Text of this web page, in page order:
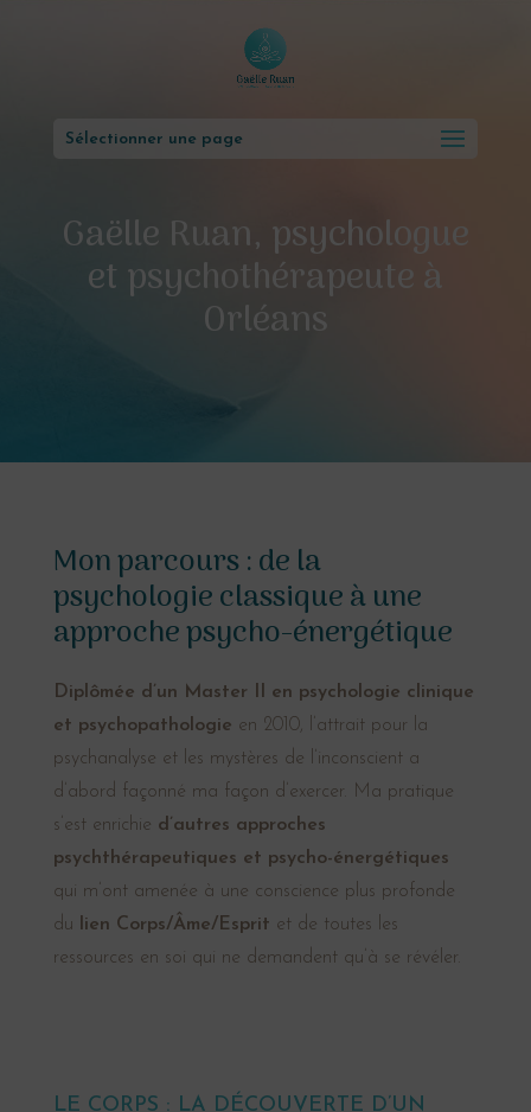
Sélectionner une page
Gaëlle Ruan, psychologue
et psychothérapeute à
Orléans
Mon parcours : de la
psychologie classique à une
approche psycho-énergétique
Diplômée d’un Master II en psychologie clinique
et psychopathologie en 2010, l’attrait pour la
psychanalyse et les mystères de l’inconscient a
d’abord façonné ma façon d’exercer. Ma pratique
s’est enrichie d’autres approches
psychthérapeutiques et psycho-énergétiques
qui m’ont amenée à une conscience plus profonde
du
lien Corps/Âme/Esprit et de toutes les
ressources en soi qui ne demandent qu’à se révéler.
LE CORPS : LA DÉCOUVERTE D’UN